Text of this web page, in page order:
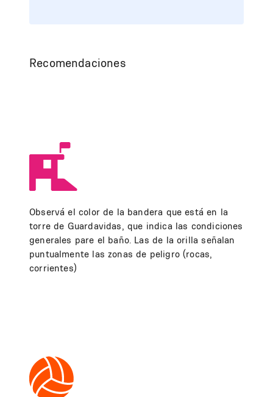
Recomendaciones
Observá el color de la bandera que está en la
torre de Guardavidas, que indica las condiciones
generales pare el baño. Las de la orilla señalan
puntualmente las zonas de peligro (rocas,
corrientes)